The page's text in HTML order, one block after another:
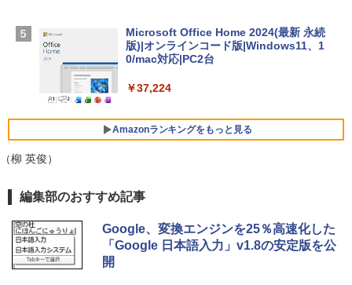
ン 15-fd 15.6インチ 16GBメモリ 512GB
SSD インテル Core 5
￥129,800
ersonal/Copilotキー搭載/Win 11/15.6型/
Core i5/16GB/SSD 512GB/ホワイト) FM
Microsoft Office Home 2024(最新 永続
版)|オンラインコード版|Windows11、1
0/mac対応|PC2台
￥37,224
Amazonランキングをもっと見る
生成AIパスポート公式テキスト 第４版
￥1,766
Amazon Kindle Paperwhite (16GB) 7イ
週間持続バッテリー、広告なし、ブラッ
ク
（柳 英俊）
編集部のおすすめ記事
Google、変換エンジンを25％高速化した
「Google 日本語入力」v1.8の安定版を公
開